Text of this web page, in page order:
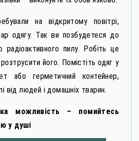
на відкритому повітрі,
одягу. Так ви позбудетеся до
радіоактивного пилу. Робіть це
його. Помістіть одяг у
або герметичний контейнер,
від людей і домашніх тварин.
можливість – помийтесь
у душі